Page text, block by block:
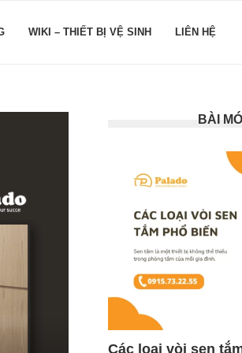
WIKI – THIẾT BỊ VỆ SINH LIÊN HỆ
BÀI
Các loại vòi sen